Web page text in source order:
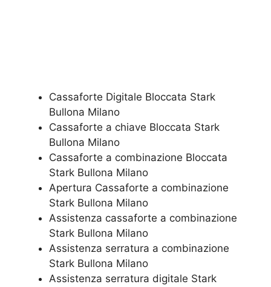
Cassaforte Digitale Bloccata Stark
Bullona Milano
Cassaforte a chiave Bloccata Stark
Bullona Milano
Cassaforte a combinazione Bloccata
Stark Bullona Milano
​Apertura Cassaforte a combinazione
Stark Bullona Milano
Assistenza cassaforte a combinazione
Stark Bullona Milano
​Assistenza serratura​ ​a combinazione
Stark Bullona Milano
Assistenza serratura ​digitale Stark